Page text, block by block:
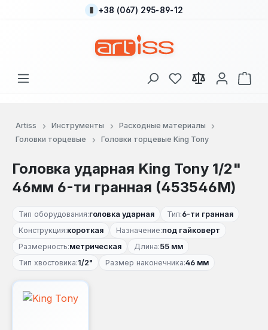
Перейти к основному содержанию
+38 (067) 295-89-12
У вас есть товары
В
Artiss Инструменты
Расходные материалы
Головки торцевые
Головки торцевые King Tony
Головка ударная King Tony 1/2"
46мм 6-ти гранная (453546M)
Тип оборудования:головка ударная Тип:6-ти гранная
Конструкция:короткая Назначение:под гайковерт
Размерность:метрическая Длина:55 мм
Тип хвостовика:1/2" Размер наконечника:46 мм